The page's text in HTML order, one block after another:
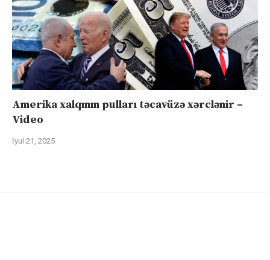
Amerika xalqının pulları təcavüzə xərclənir –
Video
İyul 21, 2025